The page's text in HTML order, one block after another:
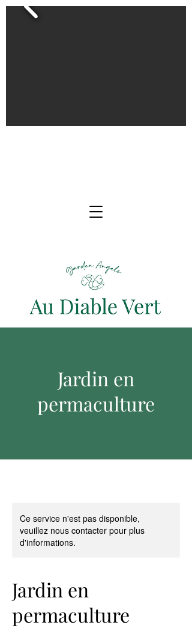
Jardin en
permaculture
Ce service n'est pas disponible,
veuillez nous contacter pour plus
d'informations.
Jardin en
permaculture